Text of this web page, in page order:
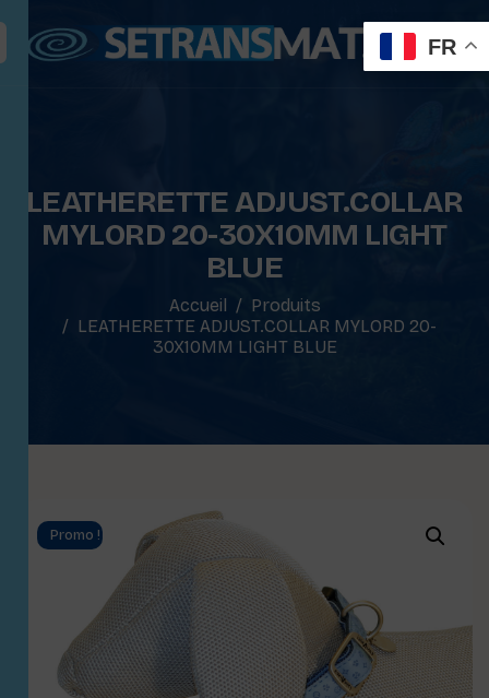
LEATHERETTE ADJUST.COLLAR
MYLORD 20-30X10MM LIGHT
BLUE
Accueil
Produits
LEATHERETTE ADJUST.COLLAR MYLORD 20-
30X10MM LIGHT BLUE
Promo !
FR